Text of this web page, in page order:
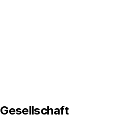
Gesellschaft